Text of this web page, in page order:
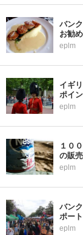
バン
お勧
eplm
イギ
ポイ
eplm
１０
の販
eplm
バン
ポート
eplm